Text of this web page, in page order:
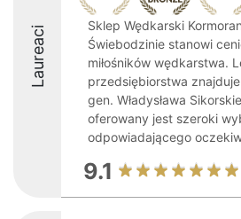
Laureaci
Sklep Wędkarski
Świebodzinie stanowi
miłośników wędkarstwa.
przedsiębiorstwa
gen. Władysława
oferowany jest szeroki
odpowiadającego
9.1